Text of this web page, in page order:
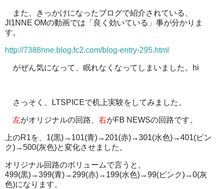
また、きっかけになったブログで紹介されている、
JI1NNE OMの動画では「良く効いている」事が分かりま
す。
http://7388nne.blog.fc2.com/blog-entry-295.html
がぜん気になって、眠れなくなってしまいました。hi
さっそく、LTSPICEで机上実験をしてみました。
左がオリジナルの回路、 右がFB NEWSの回路です。
上のR1を、1(黒)→101(青)→201(赤)→301(水色)→401(ピン
ク)→500(灰色)と変化させました。
オリジナル回路のボリュームで言うと、
499(黒)→399(青)→299(赤)→199(水色)→99(ピンク)→0(灰
色)になります。